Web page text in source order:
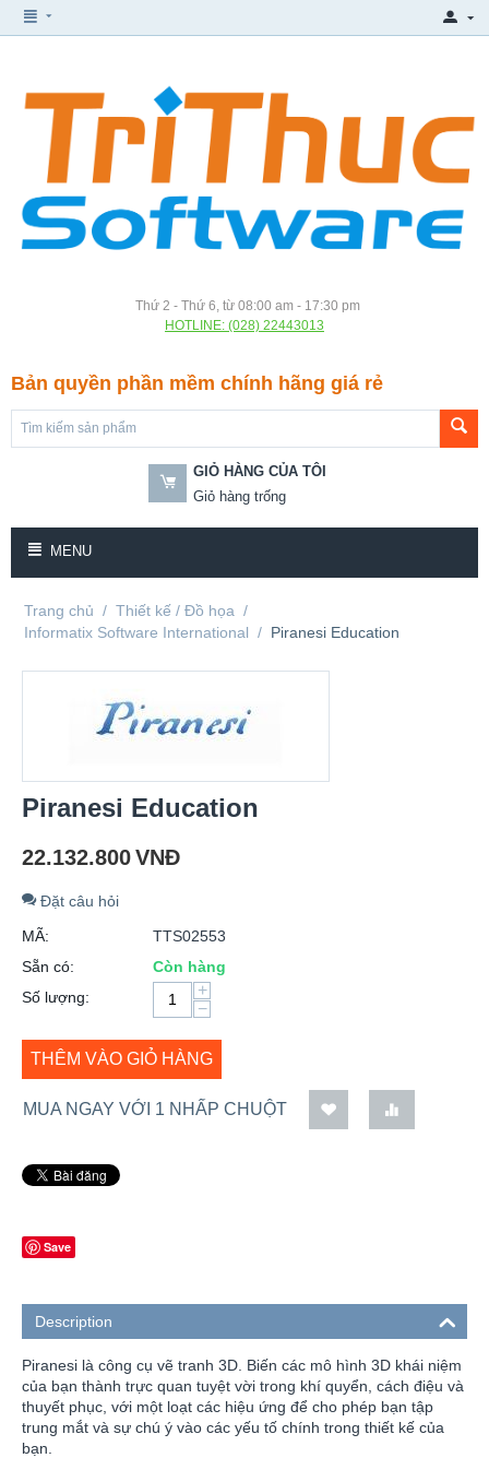
Thứ 2 - Thứ 6, từ 08:00 am - 17:30 pm
HOTLINE: (028) 22443013
Bản quyền phần mềm chính hãng giá rẻ
GIỎ HÀNG CỦA TÔI
Giỏ hàng trống
MENU
Trang chủ / Thiết kế / Đồ họa /
Informatix Software International / Piranesi Education
Piranesi Education
22.132.800VNĐ
Đặt câu hỏi
MÃ:
TTS02553
Sẵn có:
Còn hàng
Số lượng:
+
−
THÊM VÀO GIỎ HÀNG
MUA NGAY VỚI 1 NHẤP CHUỘT
Save
Description
Piranesi là công cụ vẽ tranh 3D. Biến các mô hình 3D khái niệm
của bạn thành trực quan tuyệt vời trong khí quyển, cách điệu và
thuyết phục, với một loạt các hiệu ứng để cho phép bạn tập
trung mắt và sự chú ý vào các yếu tố chính trong thiết kế của
bạn.